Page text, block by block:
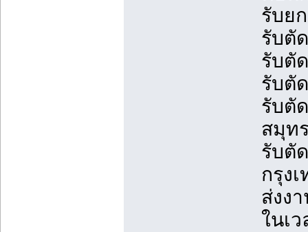
รับย
รับตั
รับตั
รับตั
รับตั
สมุท
รับตั
กรุง
ส่งง
ในเ